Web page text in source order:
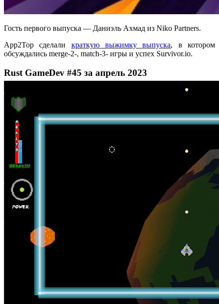
Гость первого выпуска — Даниэль Ахмад из Niko Partners.
App2Top сделали краткую выжимку выпуска, в котором
обсуждались merge-2-, match-3- игры и успех Survivor.io.
Rust GameDev #45 за апрель 2023